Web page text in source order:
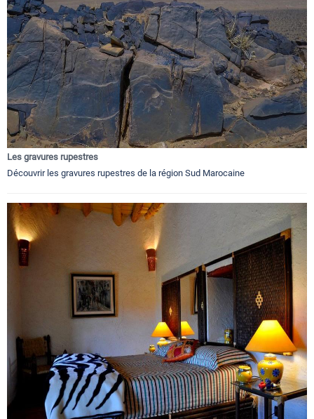
Les gravures rupestres
Découvrir les gravures rupestres de la région Sud Marocaine